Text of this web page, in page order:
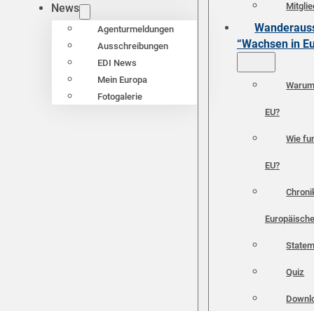
News
Agenturmeldungen
Ausschreibungen
EDI News
Mein Europa
Fotogalerie
“Wachsen in
EU?
Wie
EU?
Quiz